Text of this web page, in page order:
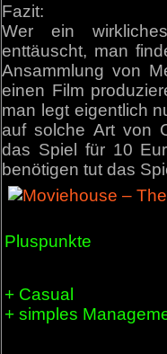
Fazit:
Wer ein
enttäuscht, man
Ansammlung von
einen Film
man legt eigentlich
auf solche Art von
das Spiel für 10
benötigen tut das
Pluspunkte
+ Casual
+ simples